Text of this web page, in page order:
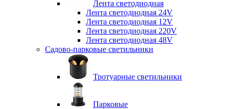
Лента светодиодная
Лента светодиодная 24V
Лента светодиодная 12V
Лента светодиодная 220V
Лента светодиодная 48V
Садово-парковые светильники
Тротуарные светильники
Парковые